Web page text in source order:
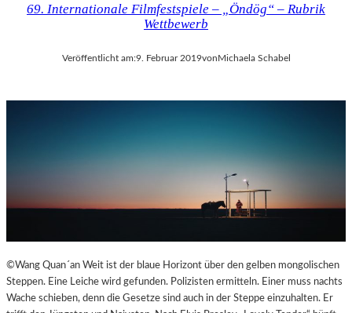
69. Internationale Filmfestspiele – „Öndög“ – Rubrik
Wettbewerb
Veröffentlicht am:9. Februar 2019vonMichaela Schabel
©Wang Quan´an Weit ist der blaue Horizont über den gelben mongolischen
Steppen. Eine Leiche wird gefunden. Polizisten ermitteln. Einer muss nachts
Wache schieben, denn die Gesetze sind auch in der Steppe einzuhalten. Er